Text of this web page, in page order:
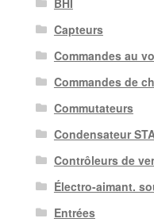
BHI
Capteurs
Commandes au
Commandes de
Commutateurs
Condensateur
Contrôleurs de
Électro-aimant.
Entrées